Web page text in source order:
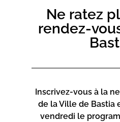
Ne ratez
rendez-
Inscrivez-vous à la
de la Ville de Bastia
vendredi le